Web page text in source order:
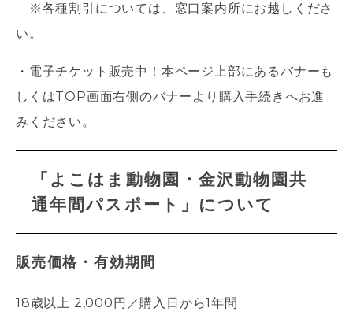
※各種割引については、窓口案内所にお越しくださ
い。
・電子チケット販売中！本ページ上部にあるバナーも
しくはTOP画面右側のバナーより購入手続きへお進
みください。
「よこはま動物園・金沢動物園共
通年間パスポート」について
販売価格・有効期間
18歳以上 2,000円／購入日から1年間